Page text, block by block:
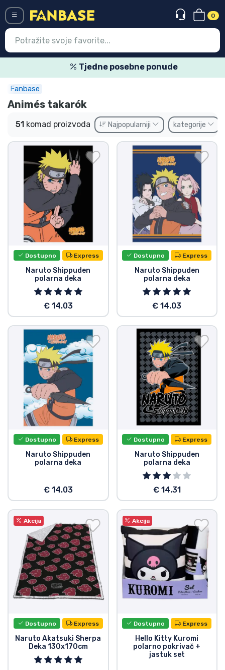
0
Tjedne posebne ponude
Fanbase
Animés takarók
51 komad proizvoda Najpopularniji kategorije
Dostupno Express
Naruto Shippuden
polarna deka
€ 14.03
Dostupno Express
Naruto Shippuden
polarna deka
€ 14.03
Dostupno Express
Naruto Shippuden
polarna deka
€ 14.03
Dostupno Express
Naruto Shippuden
polarna deka
€ 14.31
Akcija
Dostupno Express
Naruto Akatsuki Sherpa
Deka 130x170cm
Akcija
Dostupno Express
Hello Kitty Kuromi
polarno pokrivač +
jastuk set
Najnovije proizvodi
Akcija
Ekspresna dostava
Prednarudžbe
Outlet proizvodi
Dostava i plaćanje
TV serija proizvodi
Film proizvodi
Crtani proizvodi
Anime proizvodi
Gamer proizvodi
Sportski proizvodi
Glazbeni proizvodi
Vrste proizvoda
Marke